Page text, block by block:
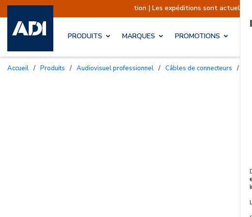
| Les expéditions sont actuellement suspendues
PRODUITS MARQUES PROMOTIONS
Accueil / Produits / Audiovisuel professionnel / Câbles de connecteurs /